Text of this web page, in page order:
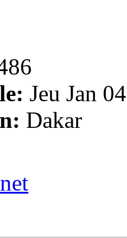
Jeu Jan
Dakar